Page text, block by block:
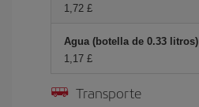
1,72 £
Agua (botella de 0.33 litros)
1,17 £
Transporte